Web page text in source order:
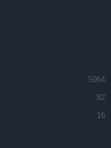
5064
82
16